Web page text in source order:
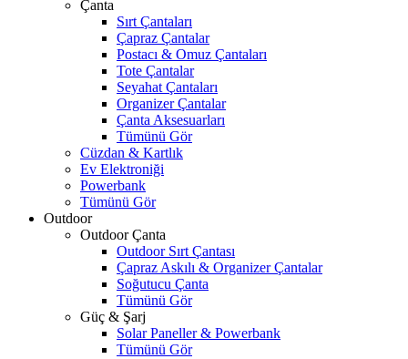
Çanta
Sırt Çantaları
Çapraz Çantalar
Postacı & Omuz Çantaları
Tote Çantalar
Seyahat Çantaları
Organizer Çantalar
Çanta Aksesuarları
Tümünü Gör
Cüzdan & Kartlık
Ev Elektroniği
Powerbank
Tümünü Gör
Outdoor
Outdoor Çanta
Outdoor Sırt Çantası
Çapraz Askılı & Organizer Çantalar
Soğutucu Çanta
Tümünü Gör
Güç & Şarj
Solar Paneller & Powerbank
Tümünü Gör